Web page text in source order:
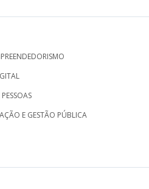
E GESTÃO PÚBLICA